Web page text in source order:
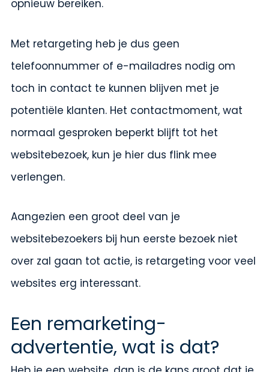
opnieuw bereiken.
Met retargeting heb je dus geen
telefoonnummer of e-mailadres nodig om
toch in contact te kunnen blijven met je
potentiële klanten. Het contactmoment, wat
normaal gesproken beperkt blijft tot het
websitebezoek, kun je hier dus flink mee
verlengen.
Aangezien een groot deel van je
websitebezoekers bij hun eerste bezoek niet
over zal gaan tot actie, is retargeting voor veel
websites erg interessant.
Een remarketing-
advertentie, wat is dat?